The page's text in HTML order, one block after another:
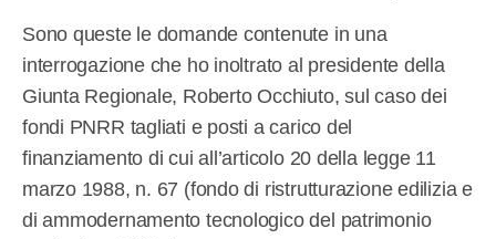
Sono queste le domande contenute in una
interrogazione che ho inoltrato al presidente della
Giunta Regionale, Roberto Occhiuto, sul caso dei
fondi PNRR tagliati e posti a carico del
finanziamento di cui all’articolo 20 della legge 11
marzo 1988, n. 67 (fondo di ristrutturazione edilizia e
di ammodernamento tecnologico del patrimonio